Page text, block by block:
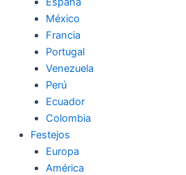
México
Francia
Portugal
Venezuela
Perú
Ecuador
Colombia
Festejos
Europa
América